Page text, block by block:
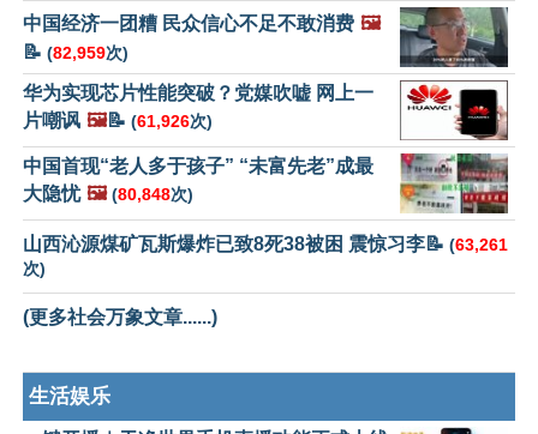
中国经济一团糟 民众信心不足不敢消费 🖼️
📝 (82,959次)
华为实现芯片性能突破？党媒吹嘘 网上一
片嘲讽 🖼️📝 (61,926次)
中国首现“老人多于孩子” “未富先老”成最
大隐忧 🖼️ (80,848次)
山西沁源煤矿瓦斯爆炸已致8死38被困 震惊习李📝 (63,261
次)
(更多社会万象文章......)
生活娱乐